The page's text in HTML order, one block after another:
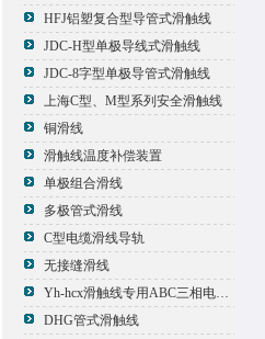
HFJ铝塑复合型导管式滑触线
JDC-H型单极导线式滑触线
JDC-8字型单极导管式滑触线
上海C型、M型系列安全滑触线
铜滑线
滑触线温度补偿装置
单极组合滑线
多极管式滑线
C型电缆滑线导轨
无接缝滑线
Yh-hcx滑触线专用ABC三相电压信号指示灯
DHG管式滑触线